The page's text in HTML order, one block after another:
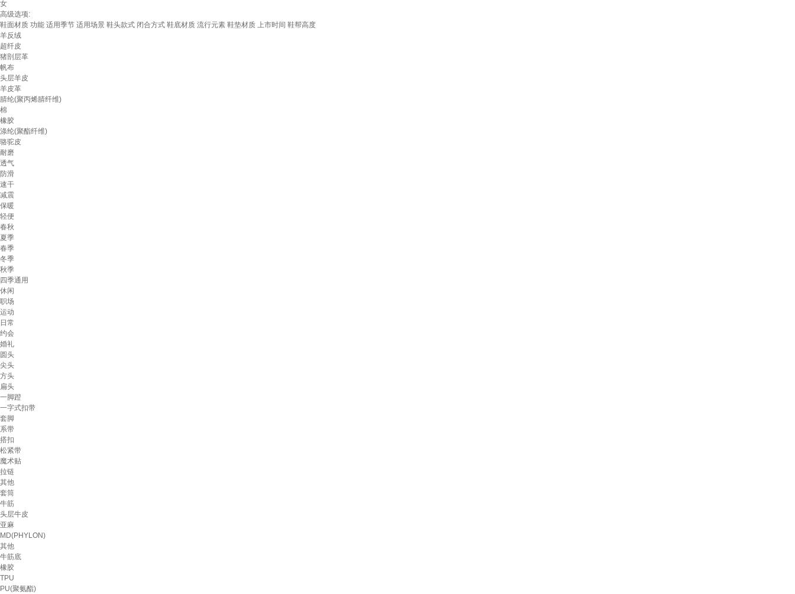
女
高级选项:
鞋面材质 功能 适用季节 适用场景 鞋头款式 闭合方式 鞋底材质 流行元素 鞋垫材质 上市时间 鞋帮高度
羊反绒
超纤皮
猪剖层革
帆布
头层羊皮
羊皮革
腈纶(聚丙烯腈纤维)
棉
橡胶
涤纶(聚酯纤维)
骆驼皮
耐磨
透气
防滑
速干
减震
保暖
轻便
春秋
夏季
春季
冬季
秋季
四季通用
休闲
职场
运动
日常
约会
婚礼
圆头
尖头
方头
扁头
一脚蹬
一字式扣带
套脚
系带
搭扣
松紧带
魔术贴
拉链
其他
套筒
牛筋
头层牛皮
亚麻
MD(PHYLON)
其他
牛筋底
橡胶
TPU
PU(聚氨酯)